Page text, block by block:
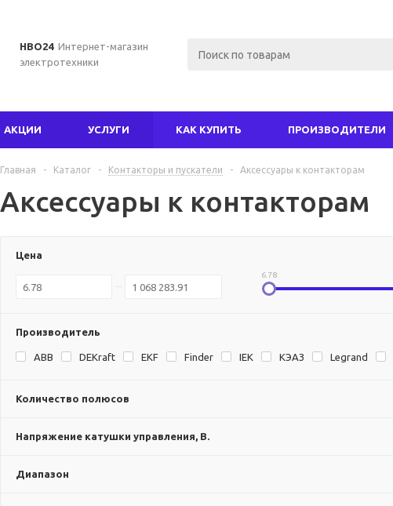
НВО24 Интернет-магазин
электротехники
АКЦИИ УСЛУГИ КАК КУПИТЬ ПРОИЗВОДИТЕЛИ
Главная - Каталог - Контакторы и пускатели - Аксессуары к контакторам
Аксессуары к контакторам
Цена
6.78
Производитель
ABB DEKraft EKF Finder IEK KЭAЗ Legrand
Количество полюсов
Напряжение катушки управления, В.
Диапазон